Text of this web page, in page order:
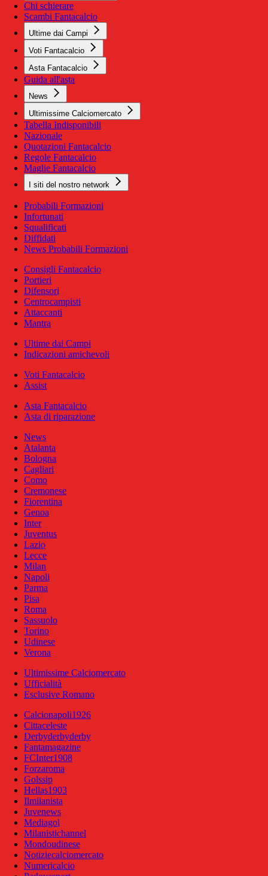
Chi schierare
Scambi Fantacalcio
Ultime dai Campi
Voti Fantacalcio
Asta Fantacalcio
Guida all'asta
News
Ultimissime Calciomercato
Tabella Indisponibili
Nazionale
Quotazioni Fantacalcio
Regole Fantacalcio
Maglie Fantacalcio
I siti del nostro network
Probabili Formazioni
Infortunati
Squalificati
Diffidati
News Probabili Formazioni
Consigli Fantacalcio
Portieri
Difensori
Centrocampisti
Attaccanti
Mantra
Ultime dai Campi
Indicazioni amichevoli
Voti Fantacalcio
Assist
Asta Fantacalcio
Asta di riparazione
News
Atalanta
Bologna
Cagliari
Como
Cremonese
Fiorentina
Genoa
Inter
Juventus
Lazio
Lecce
Milan
Napoli
Parma
Pisa
Roma
Sassuolo
Torino
Udinese
Verona
Ultimissime Calciomercato
Ufficialità
Esclusive Romano
Calcionapoli1926
Cittaceleste
Derbyderbyderby
Fantamagazine
FCInter1908
Forzaroma
Golssip
Hellas1903
Ilmilanista
Juvenews
Mediagol
Milanistichannel
Mondoudinese
Notiziecalciomercato
Numericalcio